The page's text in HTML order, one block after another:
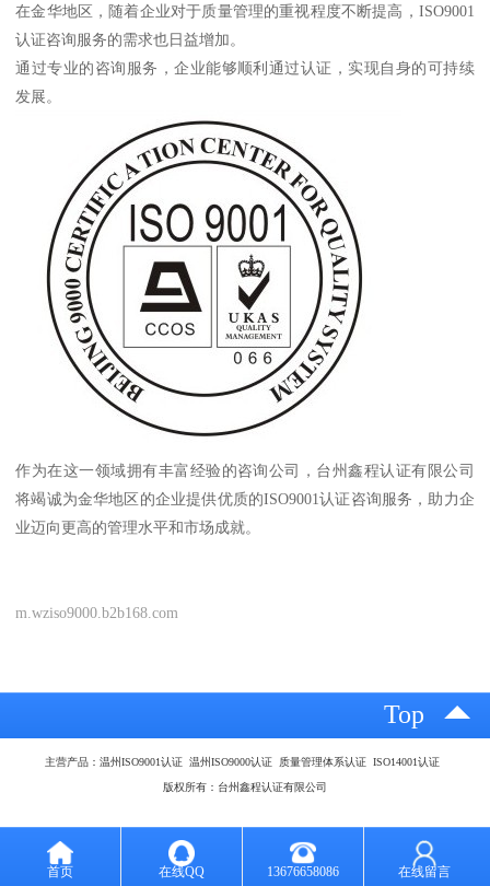
在金华地区，随着企业对于质量管理的重视程度不断提高，ISO9001
认证咨询服务的需求也日益增加。
通过专业的咨询服务，企业能够顺利通过认证，实现自身的可持续
发展。
作为在这一领域拥有丰富经验的咨询公司，台州鑫程认证有限公司
将竭诚为金华地区的企业提供优质的ISO9001认证咨询服务，助力企
业迈向更高的管理水平和市场成就。
m.wziso9000.b2b168.com
Top
主营产品：温州ISO9001认证 温州ISO9000认证 质量管理体系认证 ISO14001认证
版权所有：台州鑫程认证有限公司
首页 在线QQ 13676658086 在线留言